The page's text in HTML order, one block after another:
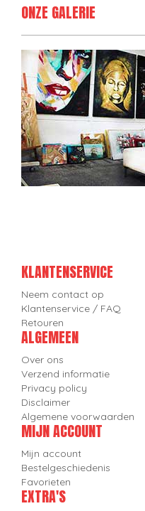
ONZE GALERIE
KLANTENSERVICE
Neem contact op
Klantenservice / FAQ
Retouren
ALGEMEEN
Over ons
Verzend informatie
Privacy policy
Disclaimer
Algemene voorwaarden
MIJN ACCOUNT
Mijn account
Bestelgeschiedenis
Favorieten
EXTRA'S